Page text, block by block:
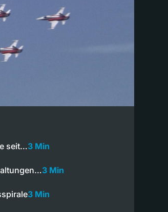
seit…3 Min
3 Min
3 Min